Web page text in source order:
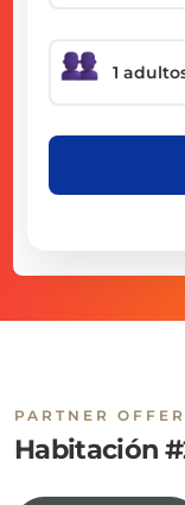
PARTNER OFFER
Habitación